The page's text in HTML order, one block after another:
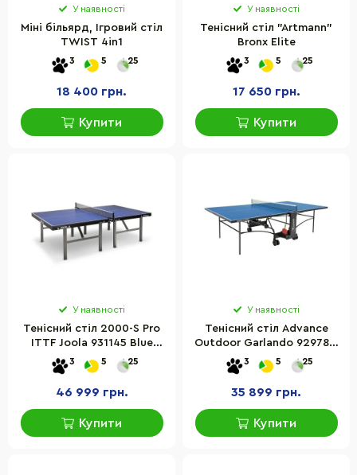
У наявності
Міні більярд, Ігровий стіл
TWIST 4in1
3 5 25
18 400 грн.
Купити
У наявності
Тенісний стіл "Artmann"
Bronx Elite
3 5 25
17 650 грн.
Купити
У наявності
Тенісний стіл 2000-S Pro
ITTF Joola 931145 Blue
(11502)
3 5 25
46 999 грн.
Купити
У наявності
Тенісний стіл Advance
Outdoor Garlando 929789,
4 мм, Blue
3 5 25
35 899 грн.
Купити